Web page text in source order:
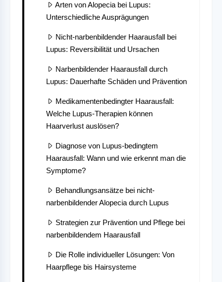
Arten von Alopecia bei Lupus:
Unterschiedliche Ausprägungen
Nicht-narbenbildender Haarausfall bei
Lupus: Reversibilität und Ursachen
Narbenbildender Haarausfall durch
Lupus: Dauerhafte Schäden und Prävention
Medikamentenbedingter Haarausfall:
Welche Lupus-Therapien können
Haarverlust auslösen?
Diagnose von Lupus-bedingtem
Haarausfall: Wann und wie erkennt man die
Symptome?
Behandlungsansätze bei nicht-
narbenbildender Alopecia durch Lupus
Strategien zur Prävention und Pflege bei
narbenbildendem Haarausfall
Die Rolle individueller Lösungen: Von
Haarpflege bis Hairsysteme